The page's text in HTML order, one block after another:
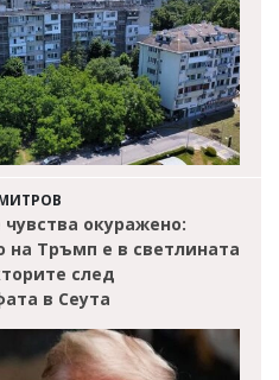
окуражено:
на Тръмп е в светлината
след
в Сеута